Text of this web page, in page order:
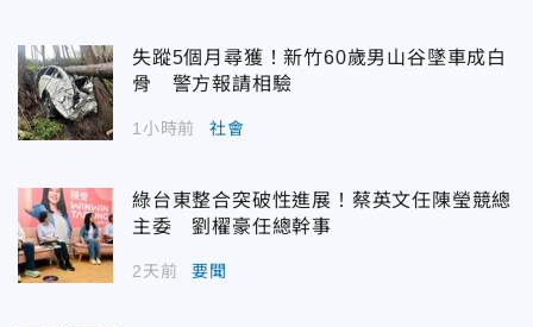
失蹤5個月尋獲！新竹60歲男山谷墜車成白
骨 警方報請相驗
1小時前 社會
綠台東整合突破性進展！蔡英文任陳瑩競總
主委 劉櫂豪任總幹事
2天前 要聞